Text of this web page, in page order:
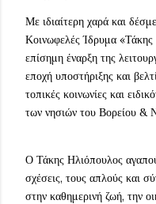
Με ιδιαίτερη χαρά και
Κοινωφελές Ίδρυμα «Τάκης
επίσημη έναρξη της
εποχή υποστήριξης και
τοπικές κοινωνίες και
των νησιών του Βορείου &
Ο Τάκης Ηλιόπουλος
σχέσεις, τους απλούς και
στην καθημερινή ζωή, την